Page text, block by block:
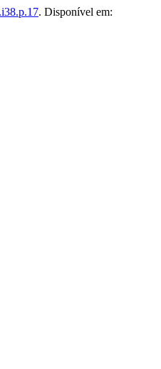
. Disponível em: